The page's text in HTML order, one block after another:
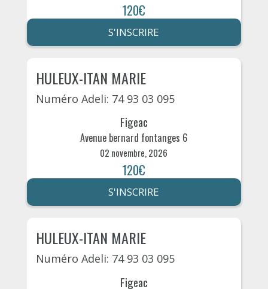
120€
S'INSCRIRE
HULEUX-ITAN MARIE
Numéro Adeli: 74 93 03 095
Figeac
Avenue bernard fontanges 6
02 novembre, 2026
120€
S'INSCRIRE
HULEUX-ITAN MARIE
Numéro Adeli: 74 93 03 095
Figeac